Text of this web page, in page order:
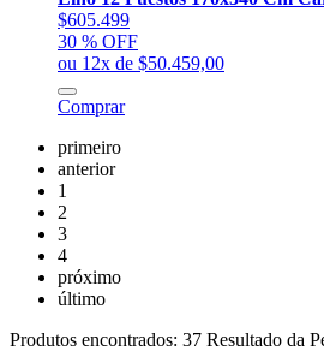
$605.499
30 % OFF
ou 12x de $50.459,00
Comprar
primeiro
anterior
1
2
3
4
próximo
último
Produtos encontrados: 37 Resultado da